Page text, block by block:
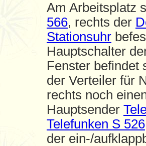
Am Arbeitsplatz
566, rechts der
Stationsuhr
Hauptschalter
Fenster befindet
der Verteiler für
rechts noch
Hauptsender
Telefunken S 526
der ein-/